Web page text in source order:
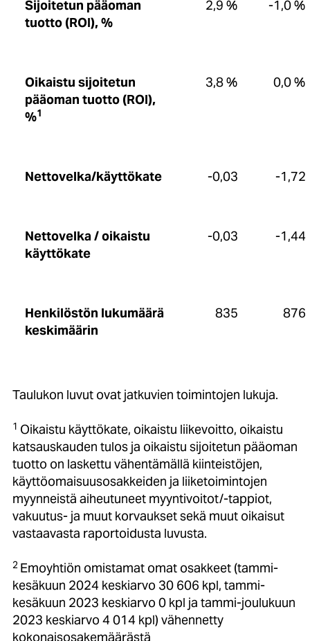
Sijoitetun pääoman
tuotto (ROI), %
2,9 % -1,0 %
Oikaistu sijoitetun
pääoman tuotto (ROI),
%1
3,8 % 0,0 %
Nettovelka/käyttökate -0,03 -1,72
Nettovelka / oikaistu
käyttökate
-0,03 -1,44
Henkilöstön lukumäärä
keskimäärin
835 876
Taulukon luvut ovat jatkuvien toimintojen lukuja.
1 Oikaistu käyttökate, oikaistu liikevoitto, oikaistu
katsauskauden tulos ja oikaistu sijoitetun pääoman
tuotto on laskettu vähentämällä kiinteistöjen,
käyttöomaisuusosakkeiden ja liiketoimintojen
myynneistä aiheutuneet myyntivoitot/-tappiot,
vakuutus- ja muut korvaukset sekä muut oikaisut
vastaavasta raportoidusta luvusta.
2 Emoyhtiön omistamat omat osakkeet (tammi-
kesäkuun 2024 keskiarvo 30 606 kpl, tammi-
kesäkuun 2023 keskiarvo 0 kpl ja tammi-joulukuun
2023 keskiarvo 4 014 kpl) vähennetty
kokonaisosakemäärästä